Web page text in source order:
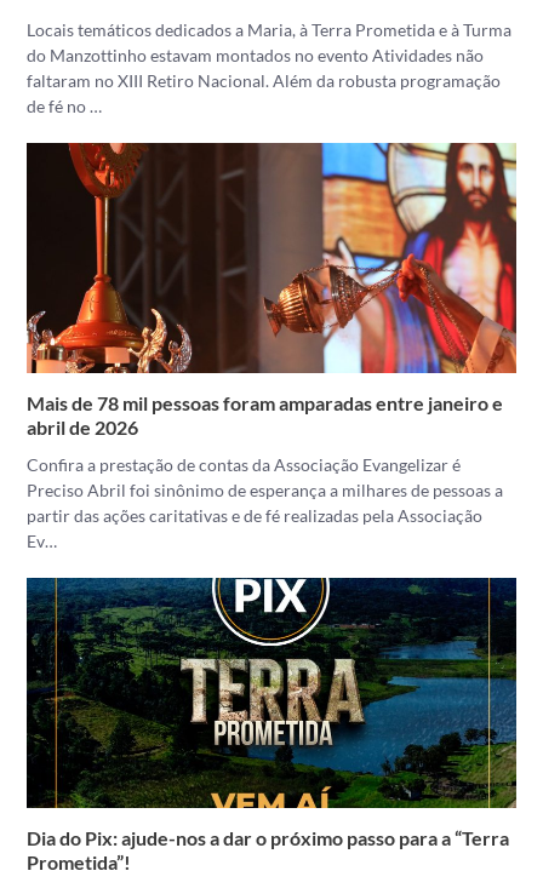
Locais temáticos dedicados a Maria, à Terra Prometida e à Turma
do Manzottinho estavam montados no evento Atividades não
faltaram no XIII Retiro Nacional. Além da robusta programação
de fé no …
Mais de 78 mil pessoas foram amparadas entre janeiro e
abril de 2026
Confira a prestação de contas da Associação Evangelizar é
Preciso Abril foi sinônimo de esperança a milhares de pessoas a
partir das ações caritativas e de fé realizadas pela Associação
Ev…
Dia do Pix: ajude-nos a dar o próximo passo para a “Terra
Prometida”!